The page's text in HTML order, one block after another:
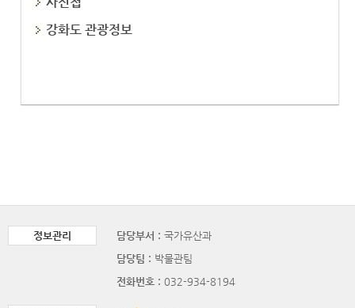
강화도 관광정보
정보관리 담당부서 : 국가유산과
담당팀 : 박물관팀
전화번호 : 032-934-8194